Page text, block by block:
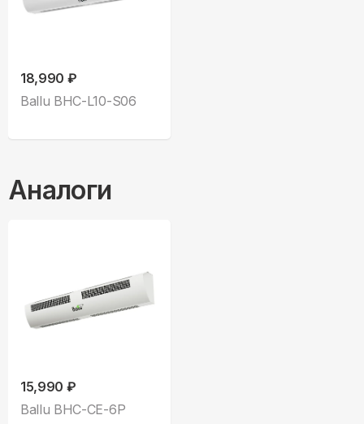
18,990 ₽
Ballu BHC-L10-S06
Аналоги
15,990 ₽
Ballu BHC-CE-6P